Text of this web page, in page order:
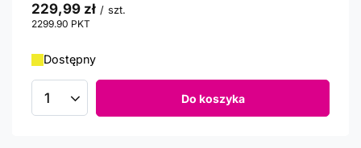
229,99 zł / szt.
2299.90 PKT
Dostępny
Ilość produktów Do koszyka